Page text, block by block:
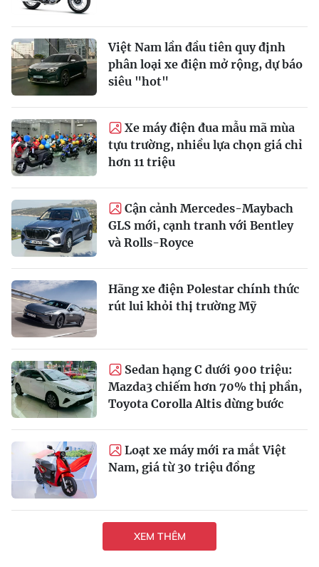
Việt Nam lần đầu tiên quy định
phân loại xe điện mở rộng, dự báo
siêu "hot"
Xe máy điện đua mẫu mã mùa
tựu trường, nhiều lựa chọn giá chỉ
hơn 11 triệu
Cận cảnh Mercedes-Maybach
GLS mới, cạnh tranh với Bentley
và Rolls-Royce
Hãng xe điện Polestar chính thức
rút lui khỏi thị trường Mỹ
Sedan hạng C dưới 900 triệu:
Mazda3 chiếm hơn 70% thị phần,
Toyota Corolla Altis dừng bước
Loạt xe máy mới ra mắt Việt
Nam, giá từ 30 triệu đồng
XEM THÊM